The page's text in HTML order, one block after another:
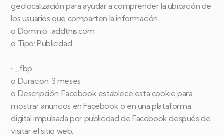
geolocalización para ayudar a comprender la ubicación de
los usuarios que comparten la información.
o Dominio: .addthis.com
o Tipo: Publicidad
• _fbp
o Duración: 3 meses
o Descripción: Facebook establece esta cookie para
mostrar anuncios en Facebook o en una plataforma
digital impulsada por publicidad de Facebook después de
visitar el sitio web.